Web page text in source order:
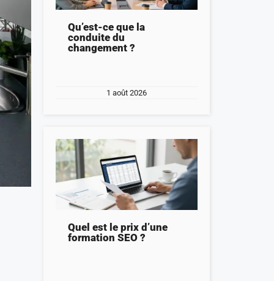
Qu’est-ce que la
conduite du
changement ?
1 août 2026
Quel est le prix d’une
formation SEO ?